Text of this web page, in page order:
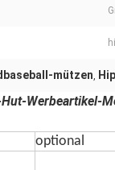
mützen,
Werbeartikel-
optional